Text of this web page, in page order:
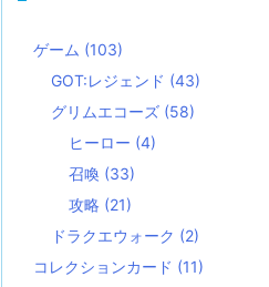
ゲーム (103)
GOT:レジェンド (43)
グリムエコーズ (58)
ヒーロー (4)
召喚 (33)
攻略 (21)
ドラクエウォーク (2)
コレクションカード (11)